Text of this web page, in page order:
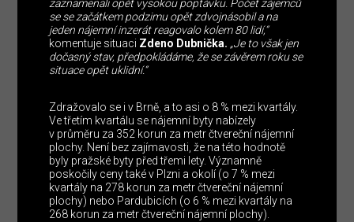
zaznamenali opět vysokou poptávku. Počet zájemců
se se začátkem podzimu opět zdvojnásobil a na
jeden nájemní inzerát reagovalo kolem 80 lidí,“
komentuje situaci Zdeno Dubnička. „Je to však jen
dočasný stav, předpokládáme, že se závěrem roku se
situace opět uklidní.“
Zdražovalo se i v Brně, a to asi o 8 % mezi kvartály.
Ve třetím kvartálu se nájemní byty nabízely
v průměru za 352 korun za metr čtvereční nájemní
plochy. Není bez zajímavosti, že na této hodnotě
byly pražské byty před třemi lety. Významně
poskočily ceny také v Plzni a okolí (o 7 % mezi
kvartály na 278 korun za metr čtvereční nájemní
plochy) nebo Pardubicích (o 6 % mezi kvartály na
268 korun za metr čtvereční nájemní plochy).